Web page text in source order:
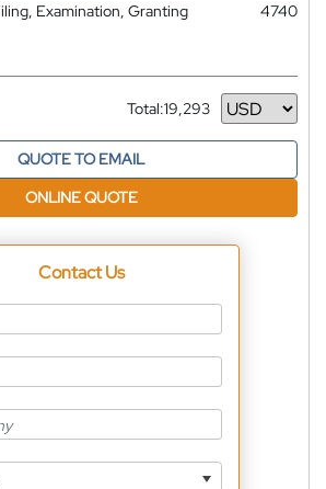
Examination, Granting
4740
Total:19,293
Currency
QUOTE TO EMAIL
ONLINE QUOTE
Contact Us